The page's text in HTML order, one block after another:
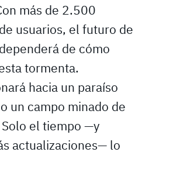
más de 2.500
usuarios, el futuro de
de cómo
tormenta.
hacia un paraíso
un campo minado de
el tiempo —y
actualizaciones— lo